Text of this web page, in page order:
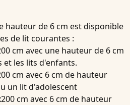
hauteur de 6 cm est disponible
de lit courantes :
cm avec une hauteur de 6 cm
et les lits d'enfants.
cm avec 6 cm de hauteur
un lit d'adolescent
cm avec 6 cm de hauteur